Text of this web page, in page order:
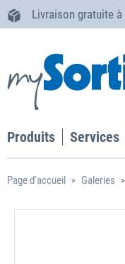
Livraison gratuite à
Produits Services
Page d'accueil Galeries